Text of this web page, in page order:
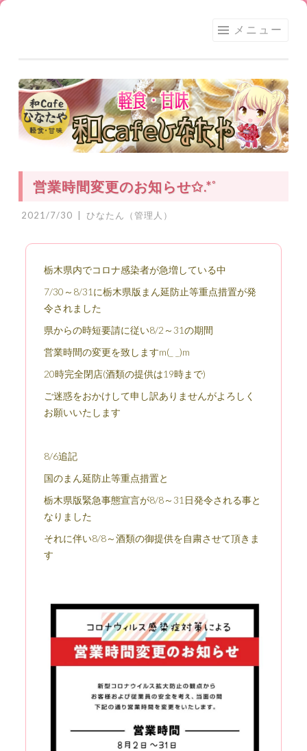
ン
ツ
へ
ス
ッ
ひな
たや
メニュー
営業時間変更のお知らせ✩.*˚
2021/7/30 ひなたん（管理人）
栃木県内でコロナ感染者が急増している中
7/30～8/31に栃木県版まん延防止等重点措置が発
令されました
県からの時短要請に従い8/2～31の期間
営業時間の変更を致しますm(_ _)m
20時完全閉店(酒類の提供は19時まで)
ご迷惑をおかけして申し訳ありませんがよろしく
お願いいたします
8/6追記
国のまん延防止等重点措置と
栃木県版緊急事態宣言が8/8～31日発令される事と
なりました
それに伴い8/8～酒類の御提供を自粛させて頂きま
す